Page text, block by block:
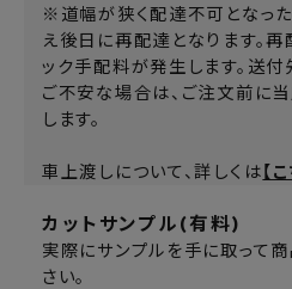
※道幅が狭く配達不可となっ
え後日に再配達となります。
ック手配料が発生します。送
ご不安な場合は、ご注文前に
します。
車上渡しについて、詳しくは 【
カットサンプル(有料)
実際にサンプルを手に取って
さい。